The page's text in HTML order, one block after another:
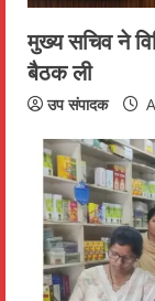
n
g
मुख्य सचिव ने
बैठक ली
उप संपादक